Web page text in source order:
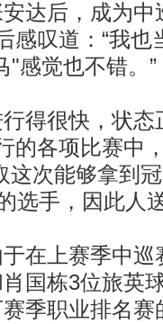
达后，成为中
感叹道：“我也
"感觉也不错。”
很快，状态
的各项比赛中
这次能够拿到
选手，因此人
上赛季中巡
国栋3位旅英
季职业排名赛